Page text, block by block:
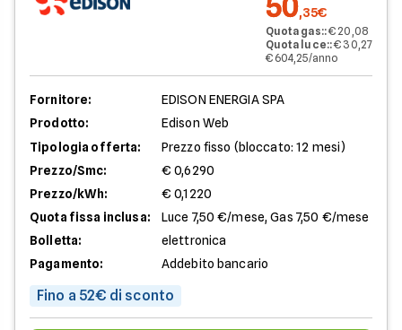
,35€
Quota gas::€ 20,08
Quota luce::€ 30,27
€ 604,25/anno
Fornitore:
EDISON ENERGIA SPA
Prodotto:
Edison Web
Tipologia offerta:
Prezzo fisso (bloccato: 12 mesi)
Prezzo/Smc:
€ 0,6290
Prezzo/kWh:
€ 0,1220
Quota fissa inclusa:
Luce 7,50 €/mese, Gas 7,50 €/mese
Bolletta:
elettronica
Pagamento:
Addebito bancario
Fino a 52€ di sconto